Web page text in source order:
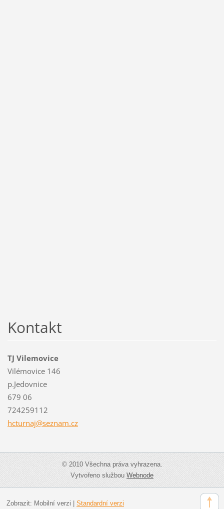
Kontakt
TJ Vilemovice
Vilémovice 146
p.Jedovnice
679 06
724259112
hcturnaj@seznam.cz
© 2010 Všechna práva vyhrazena.
Vytvořeno službouWebnode
Zobrazit: Mobilní verzi | Standardní verzi